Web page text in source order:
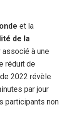
et la
de la
associé à une
réduit de
2022 révèle
par jour
participants non